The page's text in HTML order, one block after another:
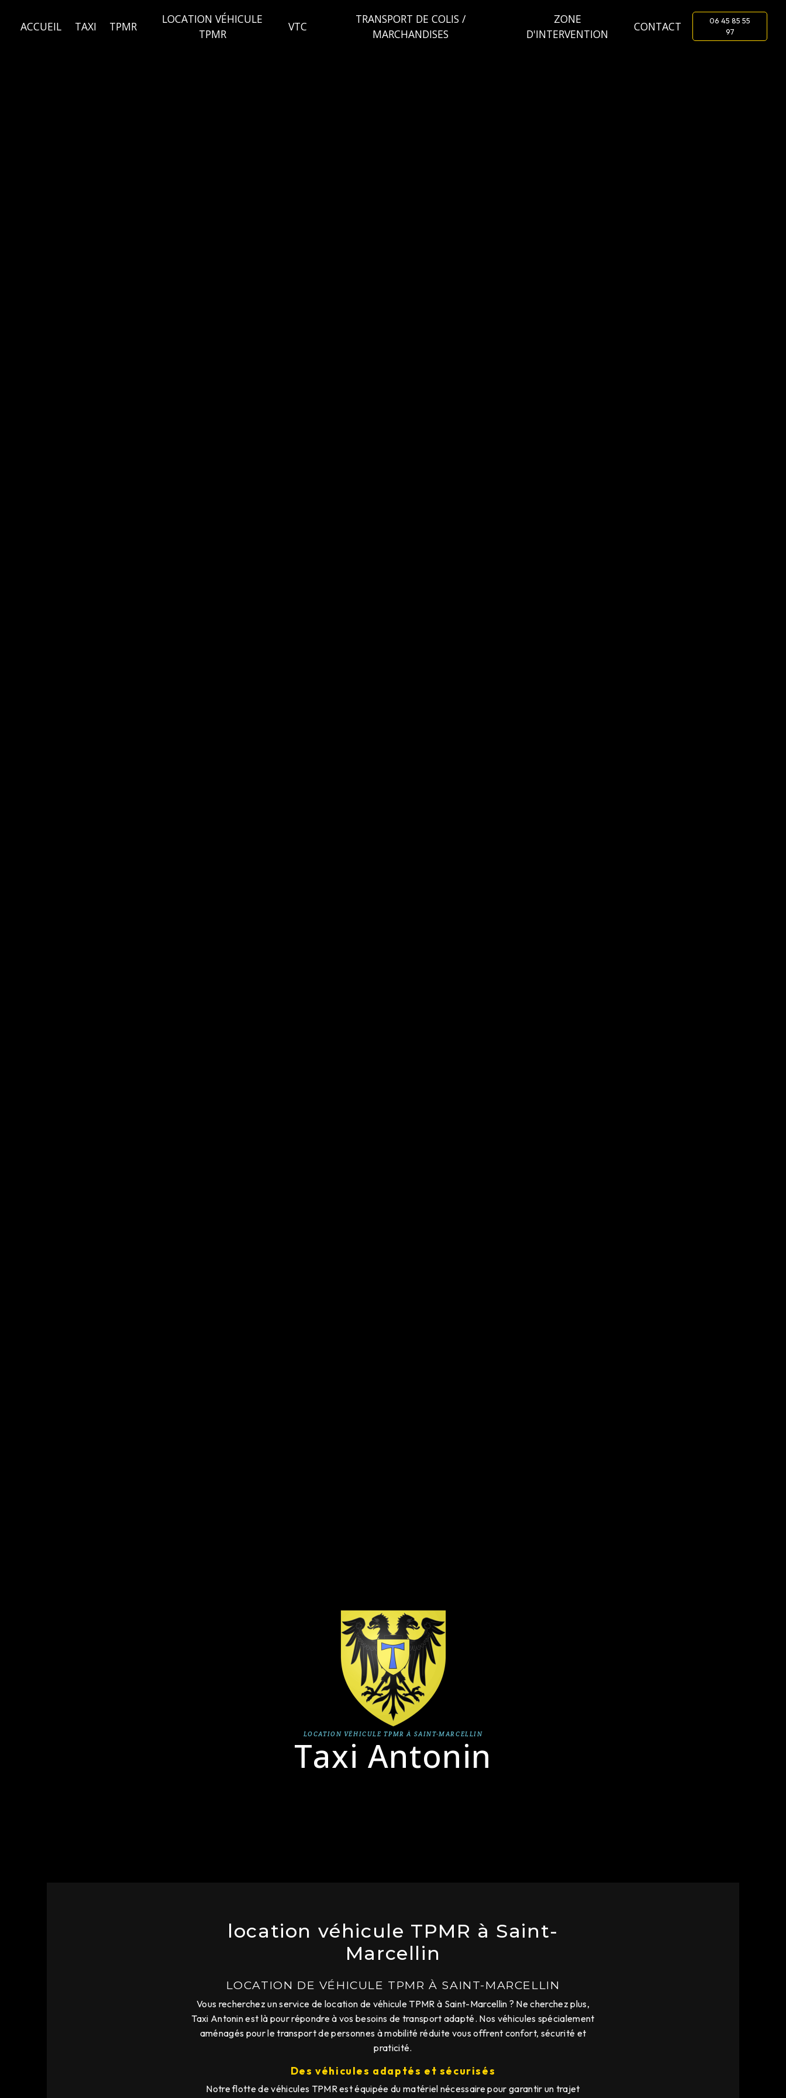
ACCUEIL TAXI TPMR
LOCATION VÉHICULE
TPMR
VTC
TRANSPORT DE COLIS /
MARCHANDISES
ZONE
D'INTERVENTION
CONTACT
06 45 85 55
97
LOCATION VÉHICULE TPMR À SAINT-MARCELLIN
Taxi Antonin
location véhicule TPMR à Saint-
Marcellin
LOCATION DE VÉHICULE TPMR À SAINT-MARCELLIN
Vous recherchez un service de location de véhicule TPMR à Saint-Marcellin ? Ne cherchez plus,
Taxi Antonin est là pour répondre à vos besoins de transport adapté. Nos véhicules spécialement
aménagés pour le transport de personnes à mobilité réduite vous offrent confort, sécurité et
praticité.
Des véhicules adaptés et sécurisés
Notre flotte de véhicules TPMR est équipée du matériel nécessaire pour garantir un trajet